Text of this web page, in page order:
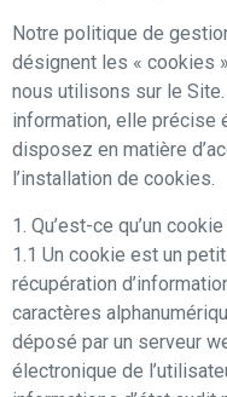
Notre politique de
désignent les « cookies
nous utilisons sur le
information, elle précise
disposez en matière
l’installation de cookies.
1. Qu’est-ce qu’un cookie
1.1 Un cookie est un
récupération
caractères
déposé par un serveur
électronique de